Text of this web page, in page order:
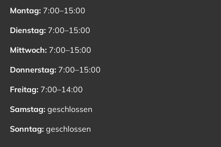
Montag: 7:00–15:00
Dienstag: 7:00–15:00
Mittwoch: 7:00–15:00
Donnerstag: 7:00–15:00
Freitag: 7:00–14:00
Samstag: geschlossen
Sonntag: geschlossen